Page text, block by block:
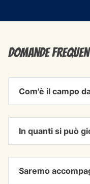
Domande
Com'è il campo
In quanti si può
Saremo